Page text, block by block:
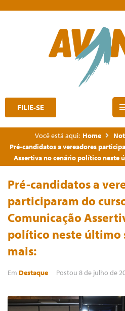
FILIE-SE
Você está aqui: Home
Pré-candidatos a vereadores
Assertiva no cenário político neste
Pré-candidatos a
participaram do
Comunicação
político neste último
mais:
Em Destaque Postou 8 de julho de